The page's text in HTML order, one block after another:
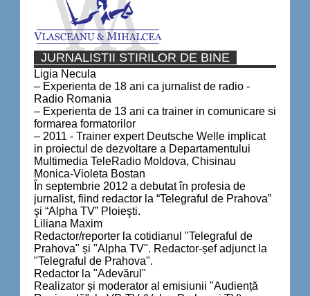
JURNALISTII STIRILOR DE BINE
Ligia Necula
– Experienta de 18 ani ca jurnalist de radio -
Radio Romania
– Experienta de 13 ani ca trainer in comunicare si
formarea formatorilor
– 2011 - Trainer expert Deutsche Welle implicat
in proiectul de dezvoltare a Departamentului
Multimedia TeleRadio Moldova, Chisinau
Monica-Violeta Bostan
În septembrie 2012 a debutat în profesia de
jurnalist, fiind redactor la “Telegraful de Prahova”
şi “Alpha TV” Ploieşti.
Liliana Maxim
Redactor/reporter la cotidianul "Telegraful de
Prahova" și "Alpha TV". Redactor-șef adjunct la
"Telegraful de Prahova".
Redactor la "Adevărul"
Realizator și moderator al emisiunii "Audiență